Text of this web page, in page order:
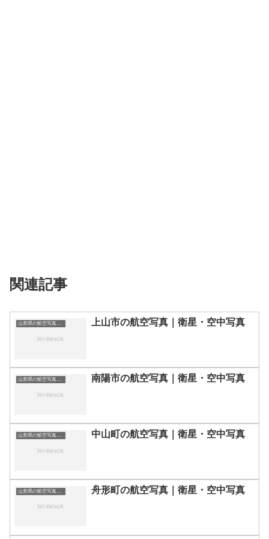
関連記事
山形県の航空写真・空中写真 上山市の航空写真｜衛星・空中写真
山形県の航空写真・空中写真 南陽市の航空写真｜衛星・空中写真
山形県の航空写真・空中写真 中山町の航空写真｜衛星・空中写真
山形県の航空写真・空中写真 舟形町の航空写真｜衛星・空中写真